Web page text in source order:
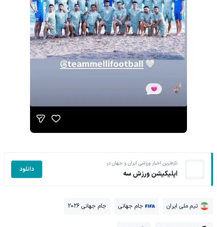
تازه‌ترین اخبار ورزشی ایران و جهان در
اپلیکیشن ورزش سه دانلود
تیم ملی ایران جام جهانی جام جهانی 2026